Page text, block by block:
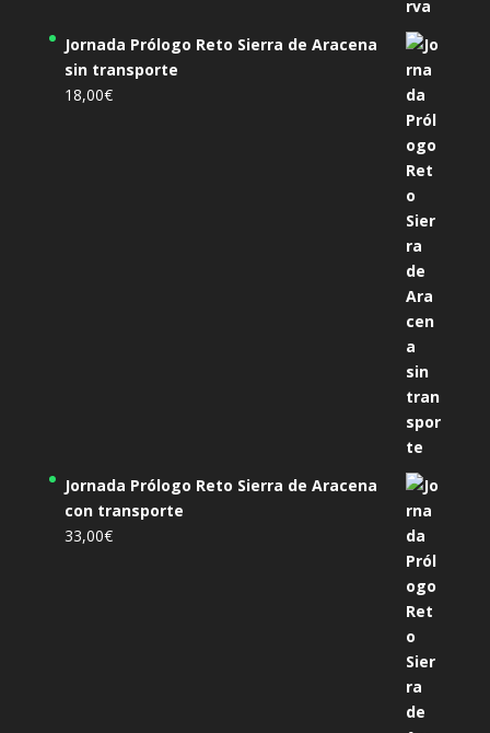
Jornada Prólogo Reto Sierra de Aracena
sin transporte
18,00€
Jornada Prólogo Reto Sierra de Aracena
con transporte
33,00€